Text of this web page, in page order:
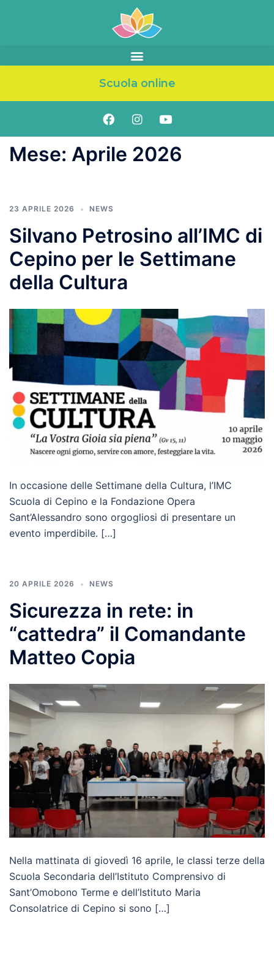
Scuola online
Mese: Aprile 2026
23 APRILE 2026 NEWS
Silvano Petrosino all’IMC di
Cepino per le Settimane
della Cultura
In occasione delle Settimane della Cultura, l’IMC
Scuola di Cepino e la Fondazione Opera
Sant’Alessandro sono orgogliosi di presentare un
evento imperdibile. […]
20 APRILE 2026 NEWS
Sicurezza in rete: in
“cattedra” il Comandante
Matteo Copia
Nella mattinata di giovedì 16 aprile, le classi terze della
Scuola Secondaria dell’Istituto Comprensivo di
Sant’Omobono Terme e dell’Istituto Maria
Consolatrice di Cepino si sono […]